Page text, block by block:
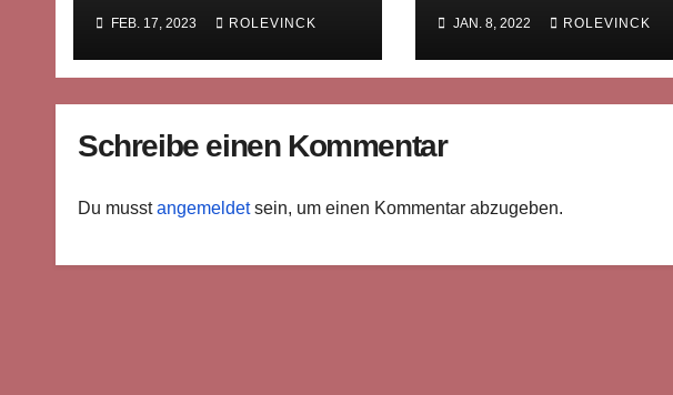
FEB. 17, 2023 ROLEVINCK JAN. 8, 2022 ROLEVINCK
Schreibe einen Kommentar
Du musstangemeldetsein, um einen Kommentar abzugeben.